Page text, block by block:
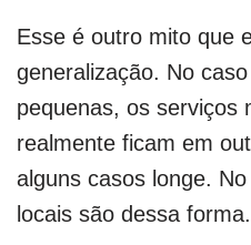
Esse é outro mito que
generalização. No
pequenas, os serviços
realmente ficam em
alguns casos longe.
locais são dessa forma.